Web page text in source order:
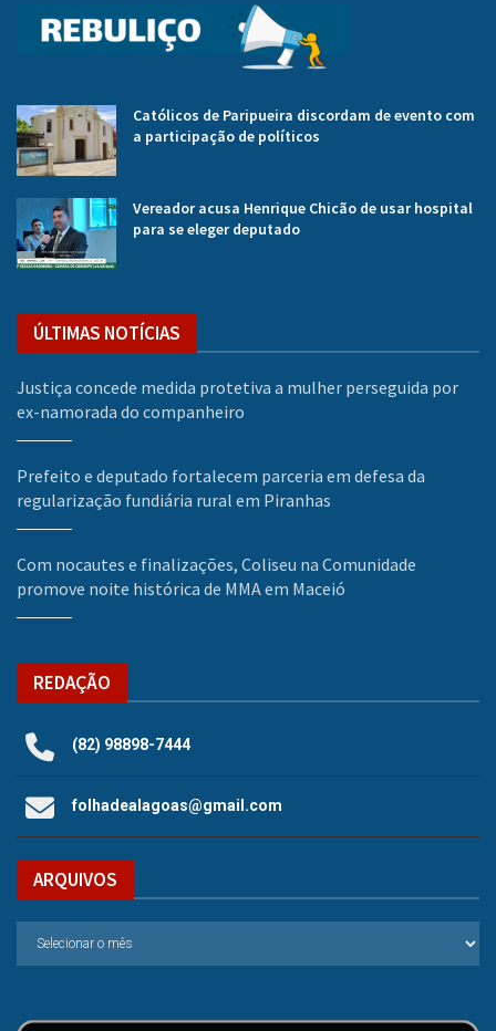
Católicos de Paripueira discordam de evento com
a participação de políticos
Vereador acusa Henrique Chicão de usar hospital
para se eleger deputado
ÚLTIMAS NOTÍCIAS
Justiça concede medida protetiva a mulher perseguida por
ex-namorada do companheiro
Prefeito e deputado fortalecem parceria em defesa da
regularização fundiária rural em Piranhas
Com nocautes e finalizações, Coliseu na Comunidade
promove noite histórica de MMA em Maceió
REDAÇÃO
(82) 98898-7444
folhadealagoas@gmail.com
ARQUIVOS